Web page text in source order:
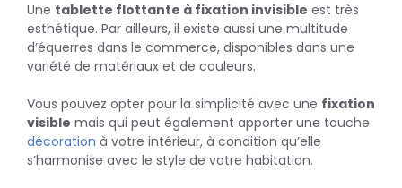
Une tablette flottante à fixation invisible est très
esthétique. Par ailleurs, il existe aussi une multitude
d’équerres dans le commerce, disponibles dans une
variété de matériaux et de couleurs.
Vous pouvez opter pour la simplicité avec une fixation
visible mais qui peut également apporter une touche
décoration à votre intérieur, à condition qu’elle
s’harmonise avec le style de votre habitation.